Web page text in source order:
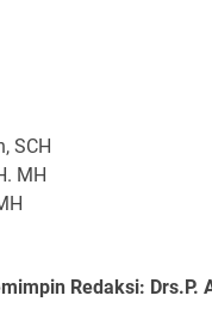
SCH
MH
Redaksi: Drs.P.